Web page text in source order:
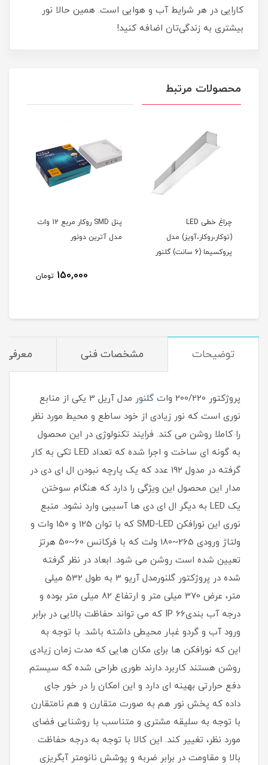
کارایی در هر شرایط آب و هوایی است. همین حالا نور
بیشتری به زندگی‌تان اضافه کنید!
محصولات مرتبط
چراغ خطی LED
(توکار،روکار،آویز) مدل
پروکسیما (6 سانت) گلنور
پنل SMD روکار مربع 12 وات
مدل آترین دونور
150,000 تومان
توضیحات مشخصات فنی معرفی
پروژکتور 200/220 وات گلنور
مدل آریل 3 یکی از منابع
نوری است که نور زیادی از خود ساطع و محیط مورد نظر
را کاملا روشن می کند. فرایند تکنولوژی در این محصول
به گونه ای ساخت و اجرا شده که تعداد LED تکی به کار
گرفته در مدول 192 عدد که یک پارچه نبودن ال ای دی در
مدار این محصول این ویژگی را دارد که هنگام سوختن
یک LED به دیگر ال ای دی ها آسیبی وارد نشود. منبع
نوری این نورافکن SMD-LED که با توان 125 و 150 وات و
ولتاژ ورودی 265~180 ولت که با فرکانس 60~50 هرتز
تعیین شده است روشن می شود. ابعاد در نظر گرفته
شده در پروژکتور گلنورمدل آریو 3 به طول 532 میلی
متر، عرض 370 میلی متر و ارتفاع 82 میلی متر بوده و
درجه آب بندیIP 66 که می تواند حفاظت بالایی در برابر
ورود آب و گردو غبار محیطی داشته باشد. با توجه به
این که نورافکن ها برای مکان هایی که مدت زمان زیادی
روشن هستند کاربرد دارند طوری طراحی شده که سیستم
دفع حرارتی بهینه ای دارد و این امکان را در خور جای
داده که پخش نور هم به صورت متقارن و هم نامتقارن
با توجه به سلیقه مشتری و متناسب با روشنایی فضای
مورد نظر، تغییر کند. این کالا با توجه به درجه حفاظت
بالا و مقاومت در برابر ضربه و پوشش نانومتر آبگریزی